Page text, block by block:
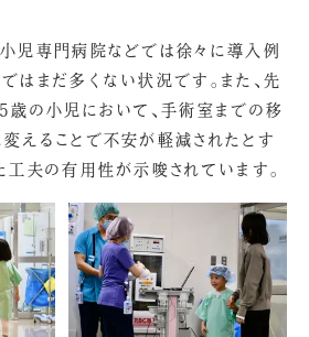
児専門病院などでは徐々に導入例
はまだ多くない状況です。また、先
歳の小児において、手術室までの移
えることで不安が軽減されたとす
工夫の有用性が示唆されています。